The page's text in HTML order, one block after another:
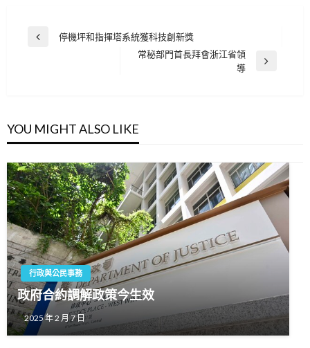
文
Previous
停機坪和指揮塔系統獲科技創新獎
常秘部門首長拜會浙江省領
導
YOU MIGHT ALSO LIKE
行政與公民事務
政府合約調解政策今生效
2025 年 2 月 7 日